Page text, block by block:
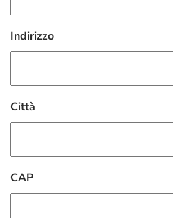
Indirizzo
Città
CAP